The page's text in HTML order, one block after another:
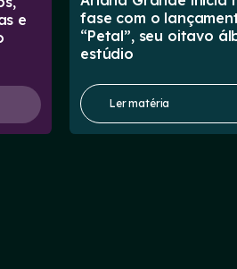
e
fase com o
“Petal”, seu oitavo
estúdio
Ler matéria